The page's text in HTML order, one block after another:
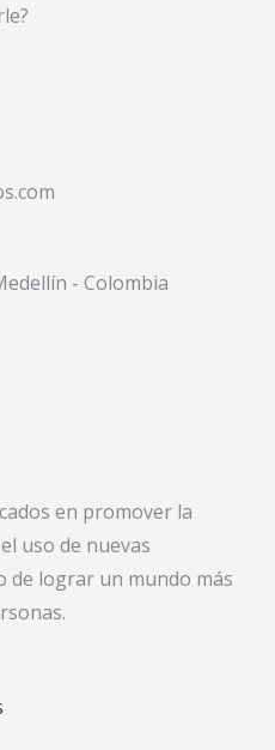
- Colombia
en promover la
uso de nuevas
de lograr un mundo más